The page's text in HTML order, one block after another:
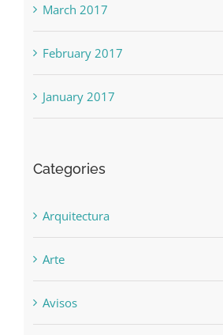
March 2017
February 2017
January 2017
Categories
Arquitectura
Arte
Avisos